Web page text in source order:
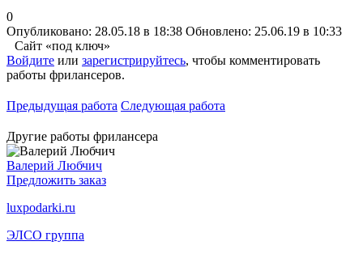
0
Опубликовано: 28.05.18 в 18:38 Обновлено: 25.06.19 в 10:33
Сайт «под ключ»
Войдите или зарегистрируйтесь, чтобы комментировать
работы фрилансеров.
Предыдущая работа Следующая работа
Другие работы фрилансера
Валерий Любчич
Предложить заказ
luxpodarki.ru
ЭЛСО группа